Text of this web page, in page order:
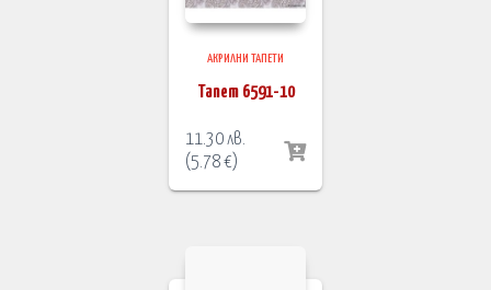
АКРИЛНИ ТАПЕТИ
Тапет 6591-10
11.30лв.
(5.78€)